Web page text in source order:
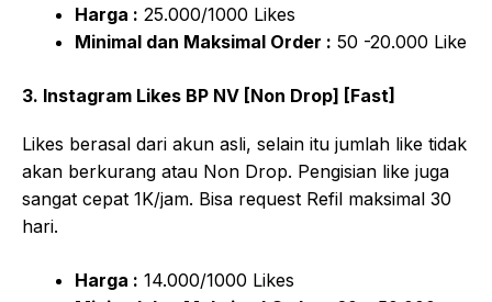
Harga : 25.000/1000 Likes
Minimal dan Maksimal Order : 50 -20.000 Like
3. Instagram Likes BP NV [Non Drop] [Fast]
Likes berasal dari akun asli, selain itu jumlah like tidak
akan berkurang atau Non Drop. Pengisian like juga
sangat cepat 1K/jam. Bisa request Refil maksimal 30
hari.
Harga : 14.000/1000 Likes